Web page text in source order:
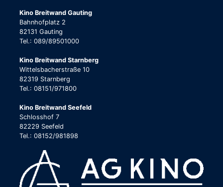
Kino Breitwand Gauting
Bahnhofplatz 2
82131 Gauting
Tel.: 089/89501000
Kino Breitwand Starnberg
Wittelsbacherstraße 10
82319 Starnberg
Tel.: 08151/971800
Kino Breitwand Seefeld
Schlosshof 7
82229 Seefeld
Tel.: 08152/981898